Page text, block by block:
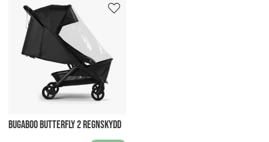
BUGABOO BUTTERFLY 2 REGNSKYDD